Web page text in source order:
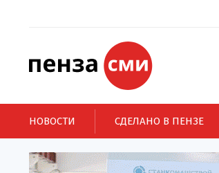
НОВОСТИ СДЕЛАНО В ПЕНЗЕ